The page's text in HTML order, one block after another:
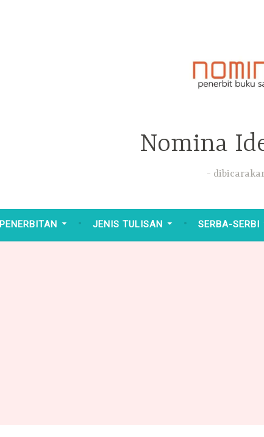
Nomina
PENERBITAN JENIS TULISAN SERBA-SERBI